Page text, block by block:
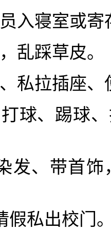
入寝室或
乱踩草皮。
私拉插座
球、踢球
发、带首
假私出校门